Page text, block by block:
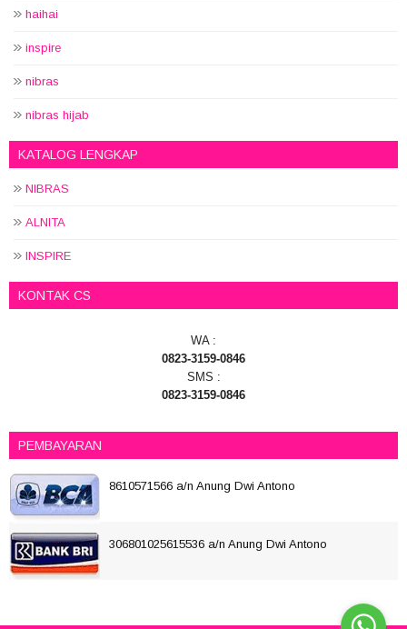
haihai
inspire
nibras
nibras hijab
KATALOG LENGKAP
NIBRAS
ALNITA
INSPIRE
KONTAK CS
WA :
0823-3159-0846
SMS :
0823-3159-0846
PEMBAYARAN
8610571566 a/n Anung Dwi Antono
306801025615536 a/n Anung Dwi Antono